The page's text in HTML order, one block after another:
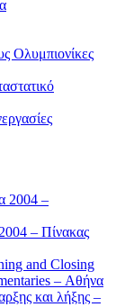
Ολυμπιονίκες
2004 –
– Πίνακας
and Closing
– Αθήνα
και λήξης –